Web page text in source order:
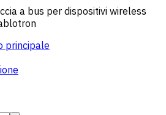
a bus per dispositivi wireless
principale